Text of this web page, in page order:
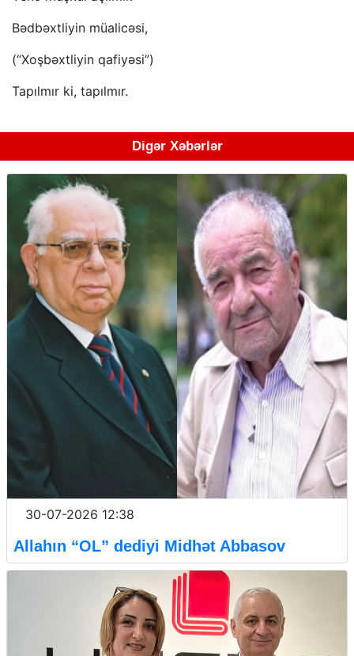
Bədbəxtliyin müalicəsi,
(“Xoşbəxtliyin qafiyəsi”)
Tapılmır ki, tapılmır.
Digər Xəbərlər
30-07-2026 12:38
Allahın “OL” dediyi Midhət Abbasov